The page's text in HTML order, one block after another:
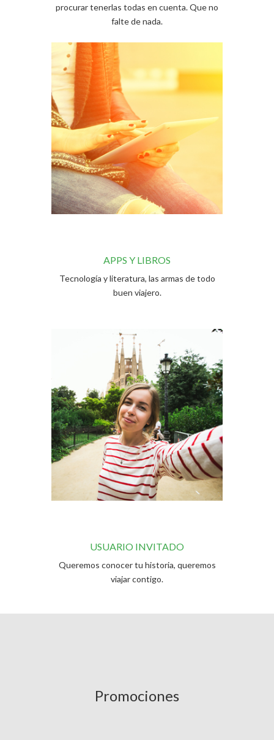
procurar tenerlas todas en cuenta. Que no
falte de nada.
APPS Y LIBROS
Tecnología y literatura, las armas de todo
buen viajero.
USUARIO INVITADO
Queremos conocer tu historia, queremos
viajar contigo.
Promociones